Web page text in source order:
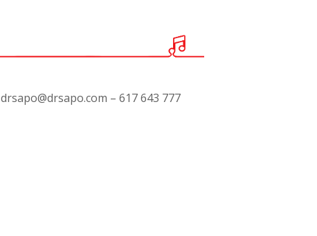
drsapo@drsapo.com – 617 643 777